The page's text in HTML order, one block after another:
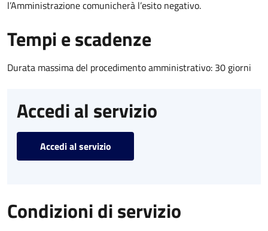
l’Amministrazione comunicherà l’esito negativo.
Tempi e scadenze
Durata massima del procedimento amministrativo: 30 giorni
Accedi al servizio
Accedi al servizio
Condizioni di servizio